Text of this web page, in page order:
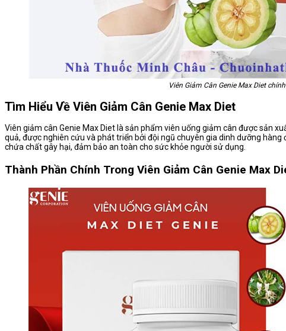
Viên Giảm Cân Genie Max Diet
Tìm Hiểu Về Viên Giảm Cân Genie Max Diet
Viên giảm cân Genie Max Diet là sản phẩm viên uống giảm cân được sản
quả, được nghiên cứu và phát triển bởi đội ngũ chuyên gia dinh dưỡng
chứa chất gây hại, đảm bảo an toàn cho sức khỏe người sử dụng.
Thành Phần Chính Trong Viên Giảm Cân Genie Max